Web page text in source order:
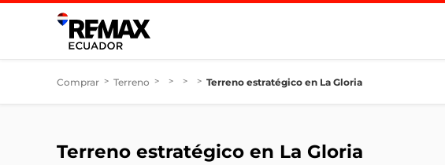
Comprar > Terreno > > > > Terreno estratégico en La Gloria
Terreno estratégico en La Gloria